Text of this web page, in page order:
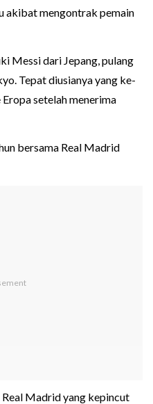
akibat mengontrak pemain
Messi dari Jepang, pulang
Tepat diusianya yang ke-
setelah menerima
bersama Real Madrid
Madrid yang kepincut